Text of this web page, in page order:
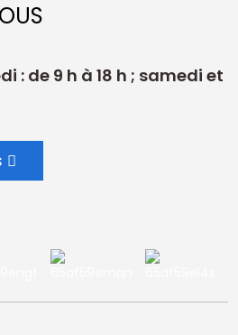
: de 9 h à 18 h ; samedi et